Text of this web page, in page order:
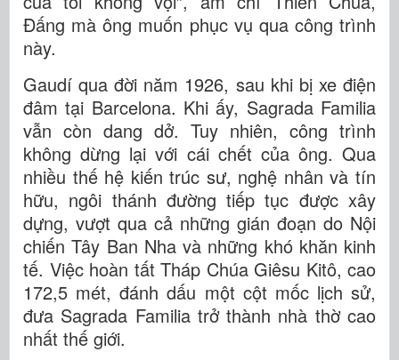
Đấng mà ông muốn phục vụ qua công trình
này.
Gaudí qua đời năm 1926, sau khi bị xe điện
đâm tại Barcelona. Khi ấy, Sagrada Familia
vẫn còn dang dở. Tuy nhiên, công trình
không dừng lại với cái chết của ông. Qua
nhiều thế hệ kiến trúc sư, nghệ nhân và tín
hữu, ngôi thánh đường tiếp tục được xây
dựng, vượt qua cả những gián đoạn do Nội
chiến Tây Ban Nha và những khó khăn kinh
tế. Việc hoàn tất Tháp Chúa Giêsu Kitô, cao
172,5 mét, đánh dấu một cột mốc lịch sử,
đưa Sagrada Familia trở thành nhà thờ cao
nhất thế giới.